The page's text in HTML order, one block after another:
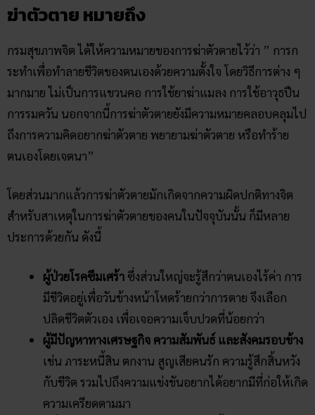
ฆ่าตัวตาย หมายถึง
กรมสุขภาพจิต ได้ให้ความหมายของการฆ่าตัวตายไว้ว่า ” การก
ระทำเพื่อทำลายชีวิตของตนเองด้วยความตั้งใจ โดยวิธีการต่าง ๆ
มากมาย ไม่เป็นการแขวนคอ การใช้ยาฆ่าแมลง การใช้อาวุธปืน
การรมควัน นอกจากนี้การฆ่าตัวตายยังมีความหมายคลอบคลุมไป
ถึงการความคิดอยากฆ่าตัวตาย พยายามฆ่าตัวตาย หรือทำร้าย
ตนเองโดยเจตนา”
โดยส่วนมากแล้วการฆ่าตัวตายมักเกิดจากความผิดปกติทางจิต
สำหรับสาเหตุในการฆ่าตัวตายของคนในปัจจุบันนั้น ก็มีหลาย
ประการด้วยกัน ดังนี้
ผู้ป่วยโรคซึมเศร้า ซึ่งส่วนใหญ่จะรู้สึกว่าตนเองไร้ค่า การ
มีชีวิตอยู่เพื่อวันข้างหน้าโหดร้ายกว่าการตาย จึงเลือก
ปลิดชีวิตตัวเอง เพื่อเจอความเจ็บปวดที่น้อยกว่า
ผู้มีปัญหาทางเศรษฐกิจ ความสัมพันธ์ และสังคมรอบข้าง
เช่น ภาระหนี้สิน ตกงาน สูญเสียคนรัก ความรู้สึกสิ้นหวัง
กับชีวิต รวมไปถึงความแข่งขันอยากได้อยากมีที่ก่อให้เกิด
ความเครียดตามมา